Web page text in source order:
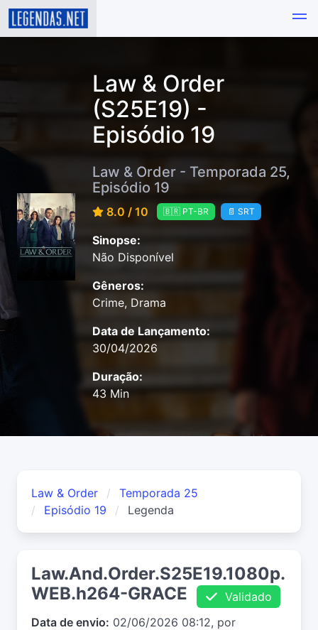
Law & Order
(S25E19) -
Episódio 19
Law & Order - Temporada 25,
Episódio 19
8.0 / 10 🇧🇷 PT-BR 📄 SRT
Sinopse:
Não Disponível
Gêneros:
Crime, Drama
Data de Lançamento:
30/04/2026
Duração:
43 Min
Law & Order
Temporada 25
Episódio 19
Legenda
Law.And.Order.S25E19.1080p.
WEB.h264-GRACE
Validado
Data de envio: 02/06/2026 08:12, por